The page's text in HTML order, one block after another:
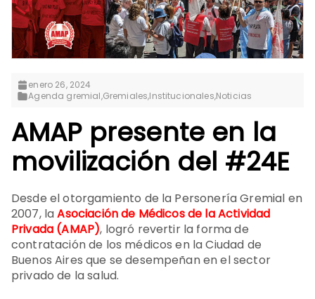
enero 26, 2024
Agenda gremial,Gremiales,Institucionales,Noticias
AMAP presente en la
movilización del #24E
Desde el otorgamiento de la Personería Gremial en
2007, laAsociación de Médicos de la Actividad
Privada (AMAP), logró revertir la forma de
contratación de los médicos en la Ciudad de
Buenos Aires que se desempeñan en el sector
privado de la salud.